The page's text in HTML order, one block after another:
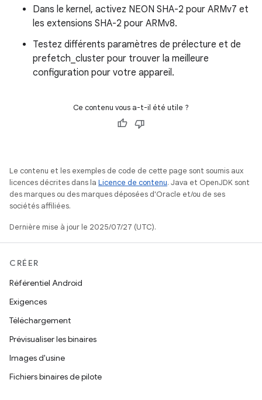
Dans le kernel, activez NEON SHA-2 pour ARMv7 et
les extensions SHA-2 pour ARMv8.
Testez différents paramètres de prélecture et de
prefetch_cluster pour trouver la meilleure
configuration pour votre appareil.
Ce contenu vous a-t-il été utile ?
Le contenu et les exemples de code de cette page sont soumis aux
licences décrites dans la Licence de contenu. Java et OpenJDK sont
des marques ou des marques déposées d'Oracle et/ou de ses
sociétés affiliées.
Dernière mise à jour le 2025/07/27 (UTC).
CRÉER
Référentiel Android
Exigences
Téléchargement
Prévisualiser les binaires
Images d'usine
Fichiers binaires de pilote